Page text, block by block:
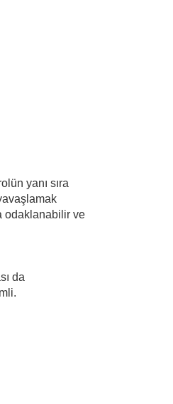
yanı sıra
odaklanabilir ve
da